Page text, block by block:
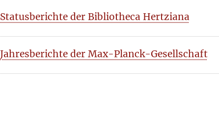
Statusberichte der Bibliotheca Hertziana
Jahresberichte der Max-Planck-Gesellschaft